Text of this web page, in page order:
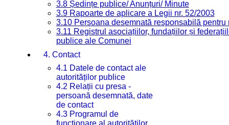
3.8 Ședințe publice/ Anunțuri/ Minute
3.9 Rapoarte de aplicare a Legii nr. 52/2003
3.10 Persoana desemnată responsabilă
3.11 Registrul asociațiilor, fundațiilor și
publice ale Comunei
4. Contact
4.1 Datele de contact ale
autorităților publice
4.2 Relații cu presa -
persoană desemnată, date
de contact
4.3 Programul de
funcționare al autorităților